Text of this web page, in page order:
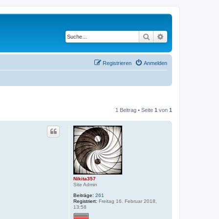
Suche
Anmelden
Registrieren
1 Beitrag • Seite 1 von 1
Nikita357
Site Admin
Beiträge: 261
Registriert: Freitag 16. Februar 2018,
13:58